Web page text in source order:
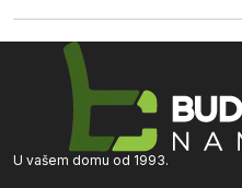
U vašem domu od 1993.